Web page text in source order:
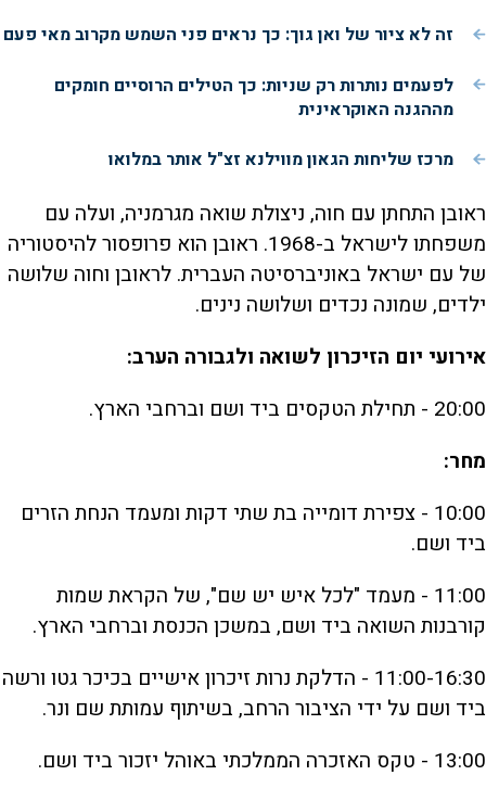
זה לא ציור של ואן גוך: כך נראים פני השמש מקרוב מאי פעם
לפעמים נותרות רק שניות: כך הטילים הרוסיים חומקים
מההגנה האוקראינית
מרכז שליחות הגאון מווילנא זצ"ל אותר במלואו
ראובן התחתן עם חוה, ניצולת שואה מגרמניה, ועלה עם
משפחתו לישראל ב-1968. ראובן הוא פרופסור להיסטוריה
של עם ישראל באוניברסיטה העברית. לראובן וחוה שלושה
ילדים, שמונה נכדים ושלושה נינים.
אירועי יום הזיכרון לשואה ולגבורה הערב:
20:00 - תחילת הטקסים ביד ושם וברחבי הארץ.
מחר:
10:00 - צפירת דומייה בת שתי דקות ומעמד הנחת הזרים
ביד ושם.
11:00 - מעמד "לכל איש יש שם", של הקראת שמות
קורבנות השואה ביד ושם, במשכן הכנסת וברחבי הארץ.
11:00-16:30 - הדלקת נרות זיכרון אישיים בכיכר גטו ורשה
ביד ושם על ידי הציבור הרחב, בשיתוף עמותת שם ונר.
13:00 - טקס האזכרה הממלכתי באוהל יזכור ביד ושם.